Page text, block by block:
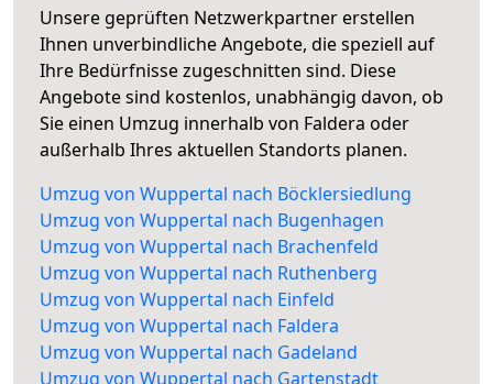
Unsere geprüften Netzwerkpartner erstellen
Ihnen unverbindliche Angebote, die speziell auf
Ihre Bedürfnisse zugeschnitten sind. Diese
Angebote sind kostenlos, unabhängig davon, ob
Sie einen Umzug innerhalb von Faldera oder
außerhalb Ihres aktuellen Standorts planen.
Umzug von Wuppertal nach Böcklersiedlung
Umzug von Wuppertal nach Bugenhagen
Umzug von Wuppertal nach Brachenfeld
Umzug von Wuppertal nach Ruthenberg
Umzug von Wuppertal nach Einfeld
Umzug von Wuppertal nach Faldera
Umzug von Wuppertal nach Gadeland
Umzug von Wuppertal nach Gartenstadt